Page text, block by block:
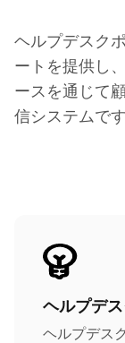
ヘルプデスク
ートを提供し
ースを通じて
信システムです
ヘルプデ
ヘルプデス